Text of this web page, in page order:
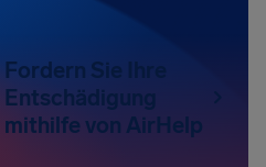
Fordern Sie Ihre
Entschädigung
mithilfe von AirHelp